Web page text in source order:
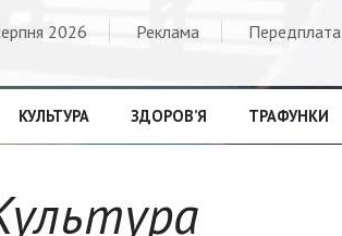
2026 Реклама Передплата
КУЛЬТУРА ЗДОРОВ’Я ТРАФУНКИ